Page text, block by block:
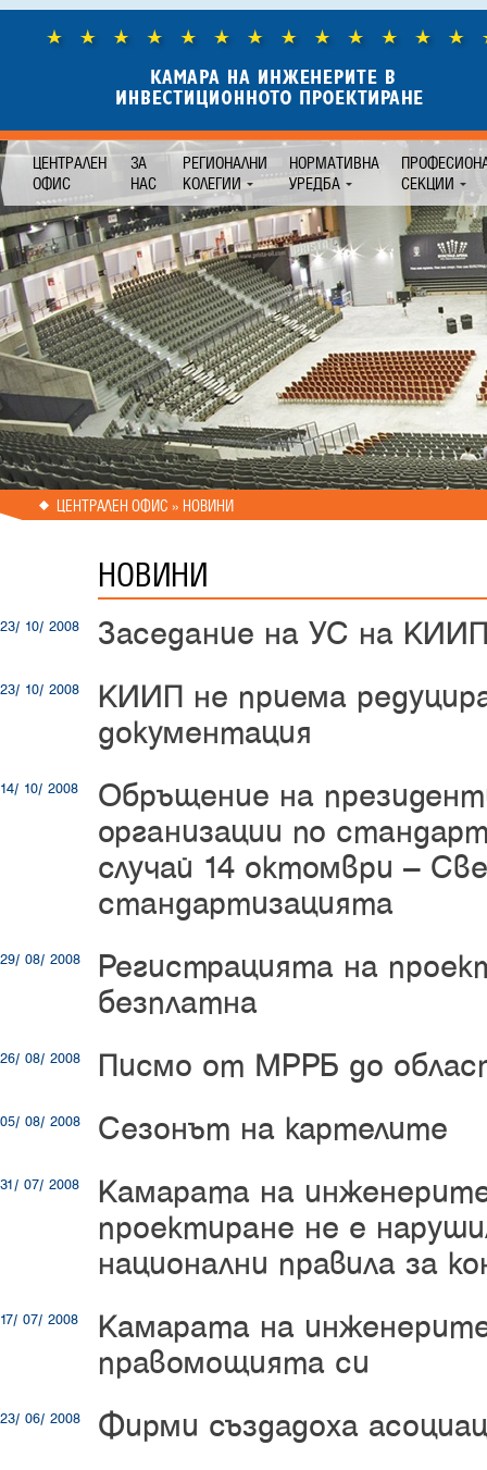
ЦЕНТРАЛЕН
ОФИС
ЗА
НАС
РЕГИОНАЛНИ
КОЛЕГИИ
НОРМАТИВНА
УРЕДБА
СЕКЦИИ
ЦЕНТРАЛЕН ОФИС » НОВИНИ
НОВИНИ
23/ 10/ 2008 Заседание на УС на
23/ 10/ 2008
КИИП не приема
документация
14/ 10/ 2008
Обръщение на
организации по
случай 14 октомври –
стандартизацията
29/ 08/ 2008
Регистрацията на
безплатна
26/ 08/ 2008 Писмо от МРРБ до
05/ 08/ 2008 Сезонът на картелите
31/ 07/ 2008
Камарата на
проектиране не е
национални правила за
17/ 07/ 2008
Камарата на
правомощията си
23/ 06/ 2008 Фирми създадоха